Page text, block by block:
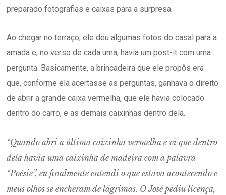
preparado fotografias e caixas para a surpresa.
Ao chegar no terraço, ele deu algumas fotos do casal para a
amada e, no verso de cada uma, havia um post-it com uma
pergunta. Basicamente, a brincadeira que ele propôs era
que, conforme ela acertasse as perguntas, ganhava o direito
de abrir a grande caixa vermelha, que ele havia colocado
dentro do carro, e as demais caixinhas dentro dela.
“Quando abri a última caixinha vermelha e vi que dentro
dela havia uma caixinha de madeira com a palavra
“Poésie”, eu finalmente entendi o que estava acontecendo e
meus olhos se encheram de lágrimas. O José pediu licença,